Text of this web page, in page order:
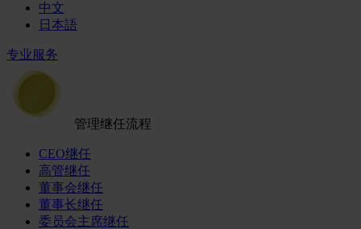
中文
日本語
专业服务
管理继任流程
CEO继任
高管继任
董事会继任
董事长继任
委员会主席继任